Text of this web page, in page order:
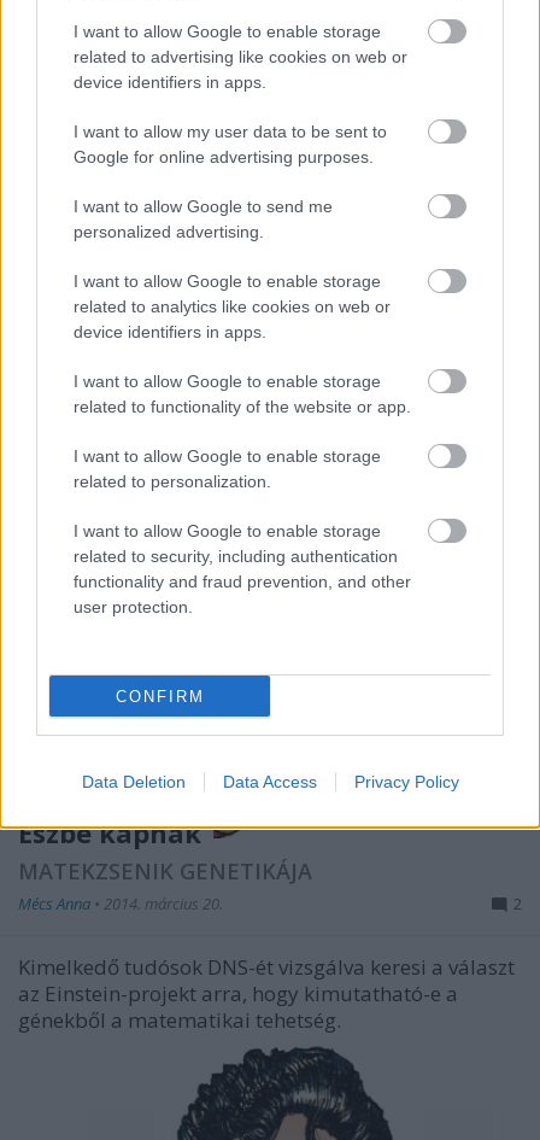
I want to allow Google to enable storage
related to advertising like cookies on web or
device identifiers in apps.
I want to allow my user data to be sent to
Google for online advertising purposes.
I want to allow Google to send me
personalized advertising.
I want to allow Google to enable storage
related to analytics like cookies on web or
device identifiers in apps.
I want to allow Google to enable storage
related to functionality of the website or app.
I want to allow Google to enable storage
related to personalization.
I want to allow Google to enable storage
related to security, including authentication
functionality and fraud prevention, and other
user protection.
CONFIRM
Data Deletion Data Access Privacy Policy
BIG DATA: EGYRE SOKOLDALÚBB ADATBÁNYÁSZAT
Véget nem érő versenyfutás a folyamatosan
gyarapodó adattömeggel a big data elemzés,
A tudásmérnök
Mécs Anna•2014. június 24.
Interjú Csapó Benővel
„Ne olyan tananyagot kínáljuk a diákoknak, melynek
feldolgozására még képtelenek, de ne is olyan
gyakorlatot ...
Észbe kapnak
MATEKZSENIK GENETIKÁJA
Mécs Anna • 2014. március 20. 2
Kimelkedő tudósok DNS-ét vizsgálva keresi a választ
az Einstein-projekt arra, hogy kimutatható-e a
génekből a matematikai tehetség.